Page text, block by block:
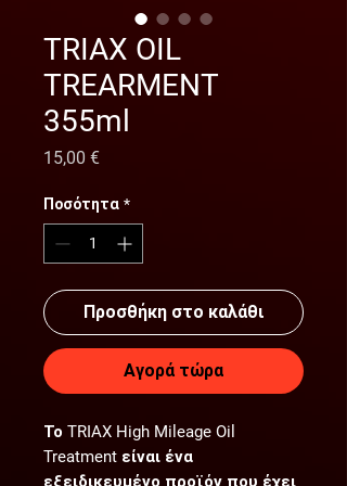
TRIAX OIL
TREARMENT
355ml
15,00 €Τιμή
Ποσότητα *
Προσθήκη στο καλάθι
Αγορά τώρα
Το TRIAX High Mileage Oil
Treatment είναι ένα
εξειδικευμένο προϊόν που έχει